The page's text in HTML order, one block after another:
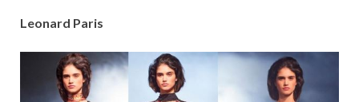
Leonard Paris